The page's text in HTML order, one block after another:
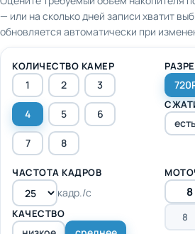
— или на сколько дней записи хватит
обновляется автоматически при
1 2 3
4 5 6
7 8
КАЧЕСТВО
низкое
среднее